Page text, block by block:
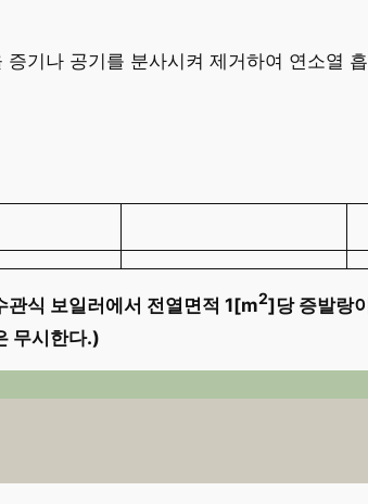
기나 공기를 분사시켜 제거하여 연소열
식 보일러에서 전열면적 1[m2]당 증발랑
무시한다.)